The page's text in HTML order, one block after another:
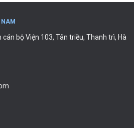
NAM
cán bộ Viện 103, Tân triều, Thanh trì, Hà